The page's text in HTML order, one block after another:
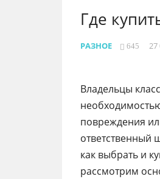
Где
РАЗНОЕ 645 27
Владельцы
повреждения
ответственный
как выбрать и
рассмотрим